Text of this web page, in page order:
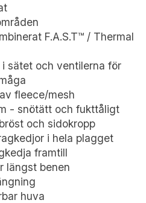
F.A.S.T™ / Thermal
i sätet och ventilerna för
fleece/mesh
- snötätt och fukttåligt
och sidokropp
i hela plagget
framtill
längst benen
huva